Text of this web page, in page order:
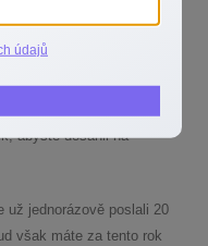
zhodnocení i přes šest
spoření a nebudete
zkontrolujte si,
abyste dosáhli na
už jednorázově poslali 20
však máte za tento rok
údajů